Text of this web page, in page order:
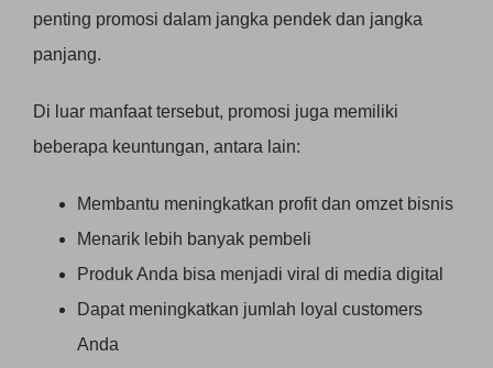
penting promosi dalam jangka pendek dan jangka
panjang.
Di luar manfaat tersebut, promosi juga memiliki
beberapa keuntungan, antara lain:
Membantu meningkatkan profit dan omzet bisnis
Menarik lebih banyak pembeli
Produk Anda bisa menjadi viral di media digital
Dapat meningkatkan jumlah loyal customers
Anda